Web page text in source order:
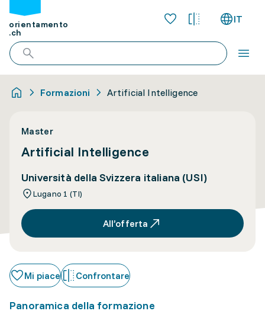
orientamento
.ch
IT
Formazioni Artificial Intelligence
Master
Artificial Intelligence
Università della Svizzera italiana (USI)
Lugano 1 (TI)
All’offerta
Mi piace Confrontare
Panoramica della formazione